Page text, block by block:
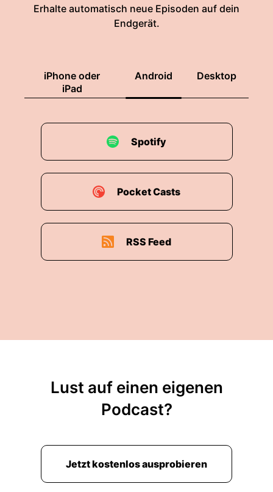
Erhalte automatisch neue Episoden auf dein
Endgerät.
iPhone oder
iPad
Android Desktop
Spotify
Pocket Casts
RSS Feed
Lust auf einen eigenen
Podcast?
Jetzt kostenlos ausprobieren